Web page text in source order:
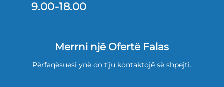
9.00-18.00
Merrni një Ofertë Falas
Përfaqësuesi ynë do t’ju kontaktojë së shpejti.